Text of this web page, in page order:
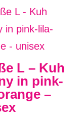
L – Kuh
in pink-
–